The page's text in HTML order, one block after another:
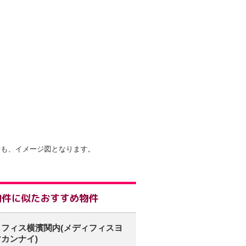
、イメージ図となります。
に似たおすすめ物件
フィス横濱関内(メディフィスヨ
ンナイ)